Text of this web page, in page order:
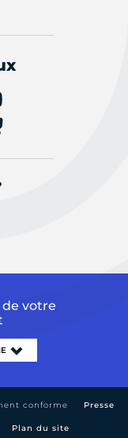
votre
conforme Presse
Plan du site